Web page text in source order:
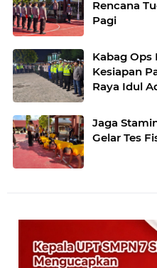
Rencana
Pagi
Kabag Ops
Kesiapan
Raya Idul
Jaga
Gelar Tes